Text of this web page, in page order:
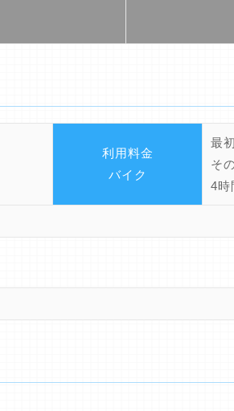
利用料金
バイク
最
そ
4時